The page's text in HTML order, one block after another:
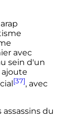
avec
sein d'un
ajoute
[37], avec
assassins du